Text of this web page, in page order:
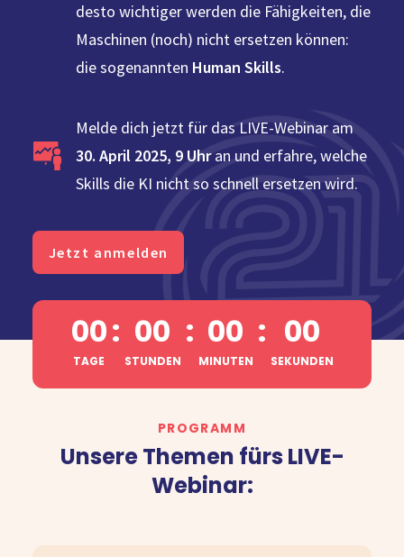
desto wichtiger werden die Fähigkeiten, die
Maschinen (noch) nicht ersetzen können:
die sogenannten Human Skills.
Melde dich jetzt für das LIVE-Webinar am
30. April 2025, 9 Uhran und erfahre, welche
Skills die KI nicht so schnell ersetzen wird.
Jetzt anmelden
00
TAGE
: 00
STUNDEN
: 00
MINUTEN
: 00
SEKUNDEN
PROGRAMM
Unsere Themen fürs LIVE-
Webinar: